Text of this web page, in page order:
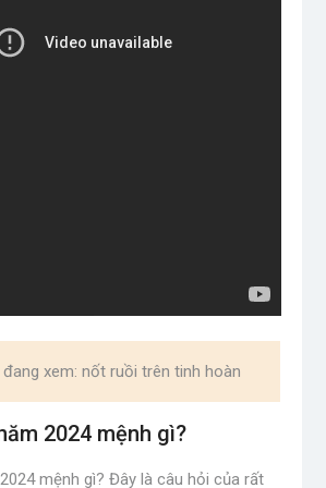
xem: nốt ruồi trên tinh hoàn
2024 mệnh gì?
mệnh gì? Đây là câu hỏi của rất